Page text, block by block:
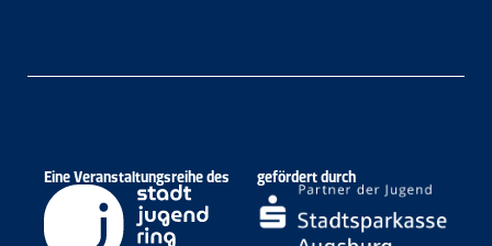
Eine Veranstaltungsreihe des gefördert durch